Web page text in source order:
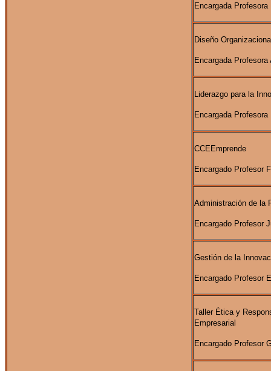
Encargada Profesora
Diseño
Encargada Profesora
Liderazgo para la
Encargada Profesora
CCEEmprende
Encargado Profesor
Administración de la
Encargado Profesor
Gestión de la
Encargado Profesor
Taller Ética y
Empresarial
Encargado Profesor